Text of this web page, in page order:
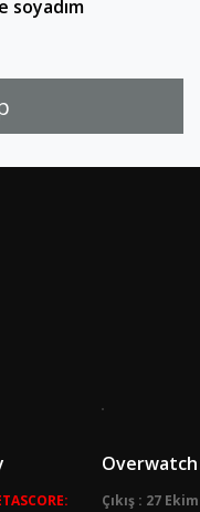
soyadım
Overwatch
Çıkış : 27